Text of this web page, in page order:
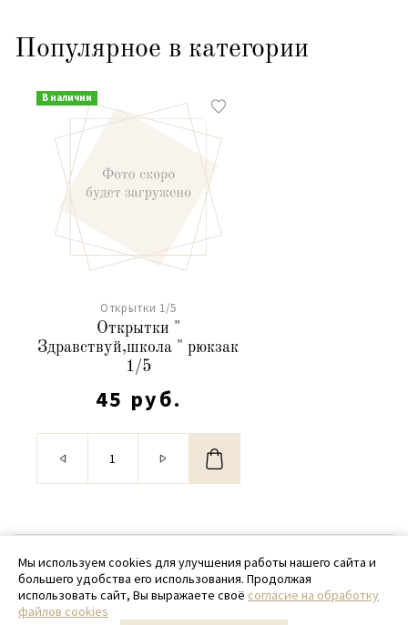
Популярное в категории
В наличии
Открытки 1/5
Открытки "
Здравствуй,школа " рюкзак
1/5
45 руб.
© 2020 - 2026 SamPack
+ 7 (918) 699-97-87
zakaz@sampack.store
Мы используем cookies для улучшения работы нашего сайта и
большего удобства его использования. Продолжая
использовать сайт, Вы выражаете своё согласие на обработку
файлов cookies